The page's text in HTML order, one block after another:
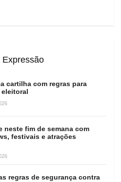
cartilha com regras para
neste fim de semana com
festivais e atrações
regras de segurança contra